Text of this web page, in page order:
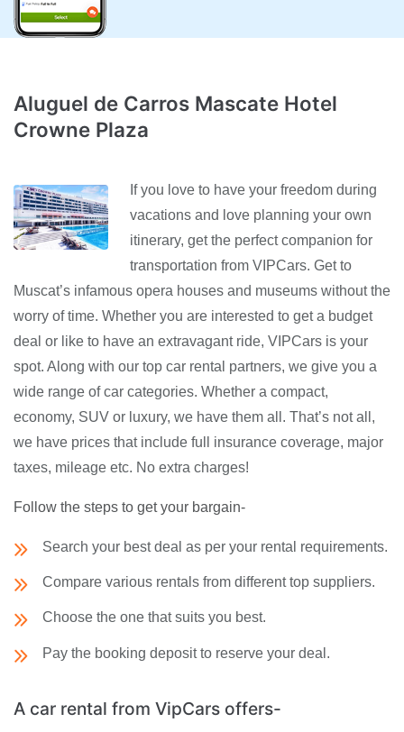
Aluguel de Carros Mascate Hotel
Crowne Plaza
If you love to have your freedom during
vacations and love planning your own
itinerary, get the perfect companion for
transportation from VIPCars. Get to
Muscat’s infamous opera houses and museums without the
worry of time. Whether you are interested to get a budget
deal or like to have an extravagant ride, VIPCars is your
spot. Along with our top car rental partners, we give you a
wide range of car categories. Whether a compact,
economy, SUV or luxury, we have them all. That’s not all,
we have prices that include full insurance coverage, major
taxes, mileage etc. No extra charges!
Follow the steps to get your bargain-
Search your best deal as per your rental requirements.
Compare various rentals from different top suppliers.
Choose the one that suits you best.
Pay the booking deposit to reserve your deal.
A car rental from VipCars offers-